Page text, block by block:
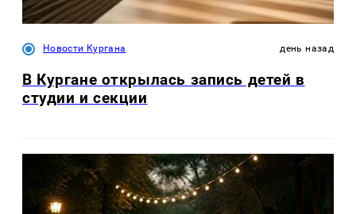
Новости Кургана день назад
В Кургане открылась запись детей в
студии и секции